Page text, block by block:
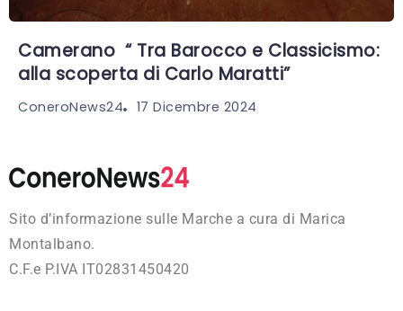
Camerano “ Tra Barocco e Classicismo:
alla scoperta di Carlo Maratti”
ConeroNews24 17 Dicembre 2024
Sito d’informazione sulle Marche a cura di Marica
Montalbano.
C.F.e P.IVA IT02831450420